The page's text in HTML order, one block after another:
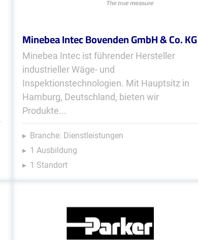
Minebea Intec Bovenden GmbH & Co. KG
Minebea Intec ist führender Hersteller
industrieller Wäge- und
Inspektionstechnologien. Mit Hauptsitz in
Hamburg, Deutschland, bieten wir
Produkte...
Branche: Dienstleistungen
1 Ausbildung
1 Standort